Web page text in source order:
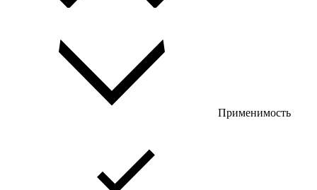
Применимость